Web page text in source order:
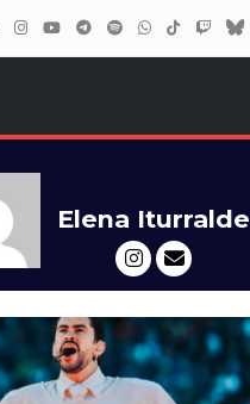
España
Elena Iturralde